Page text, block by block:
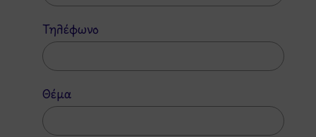
Τηλέφωνο
Θέμα